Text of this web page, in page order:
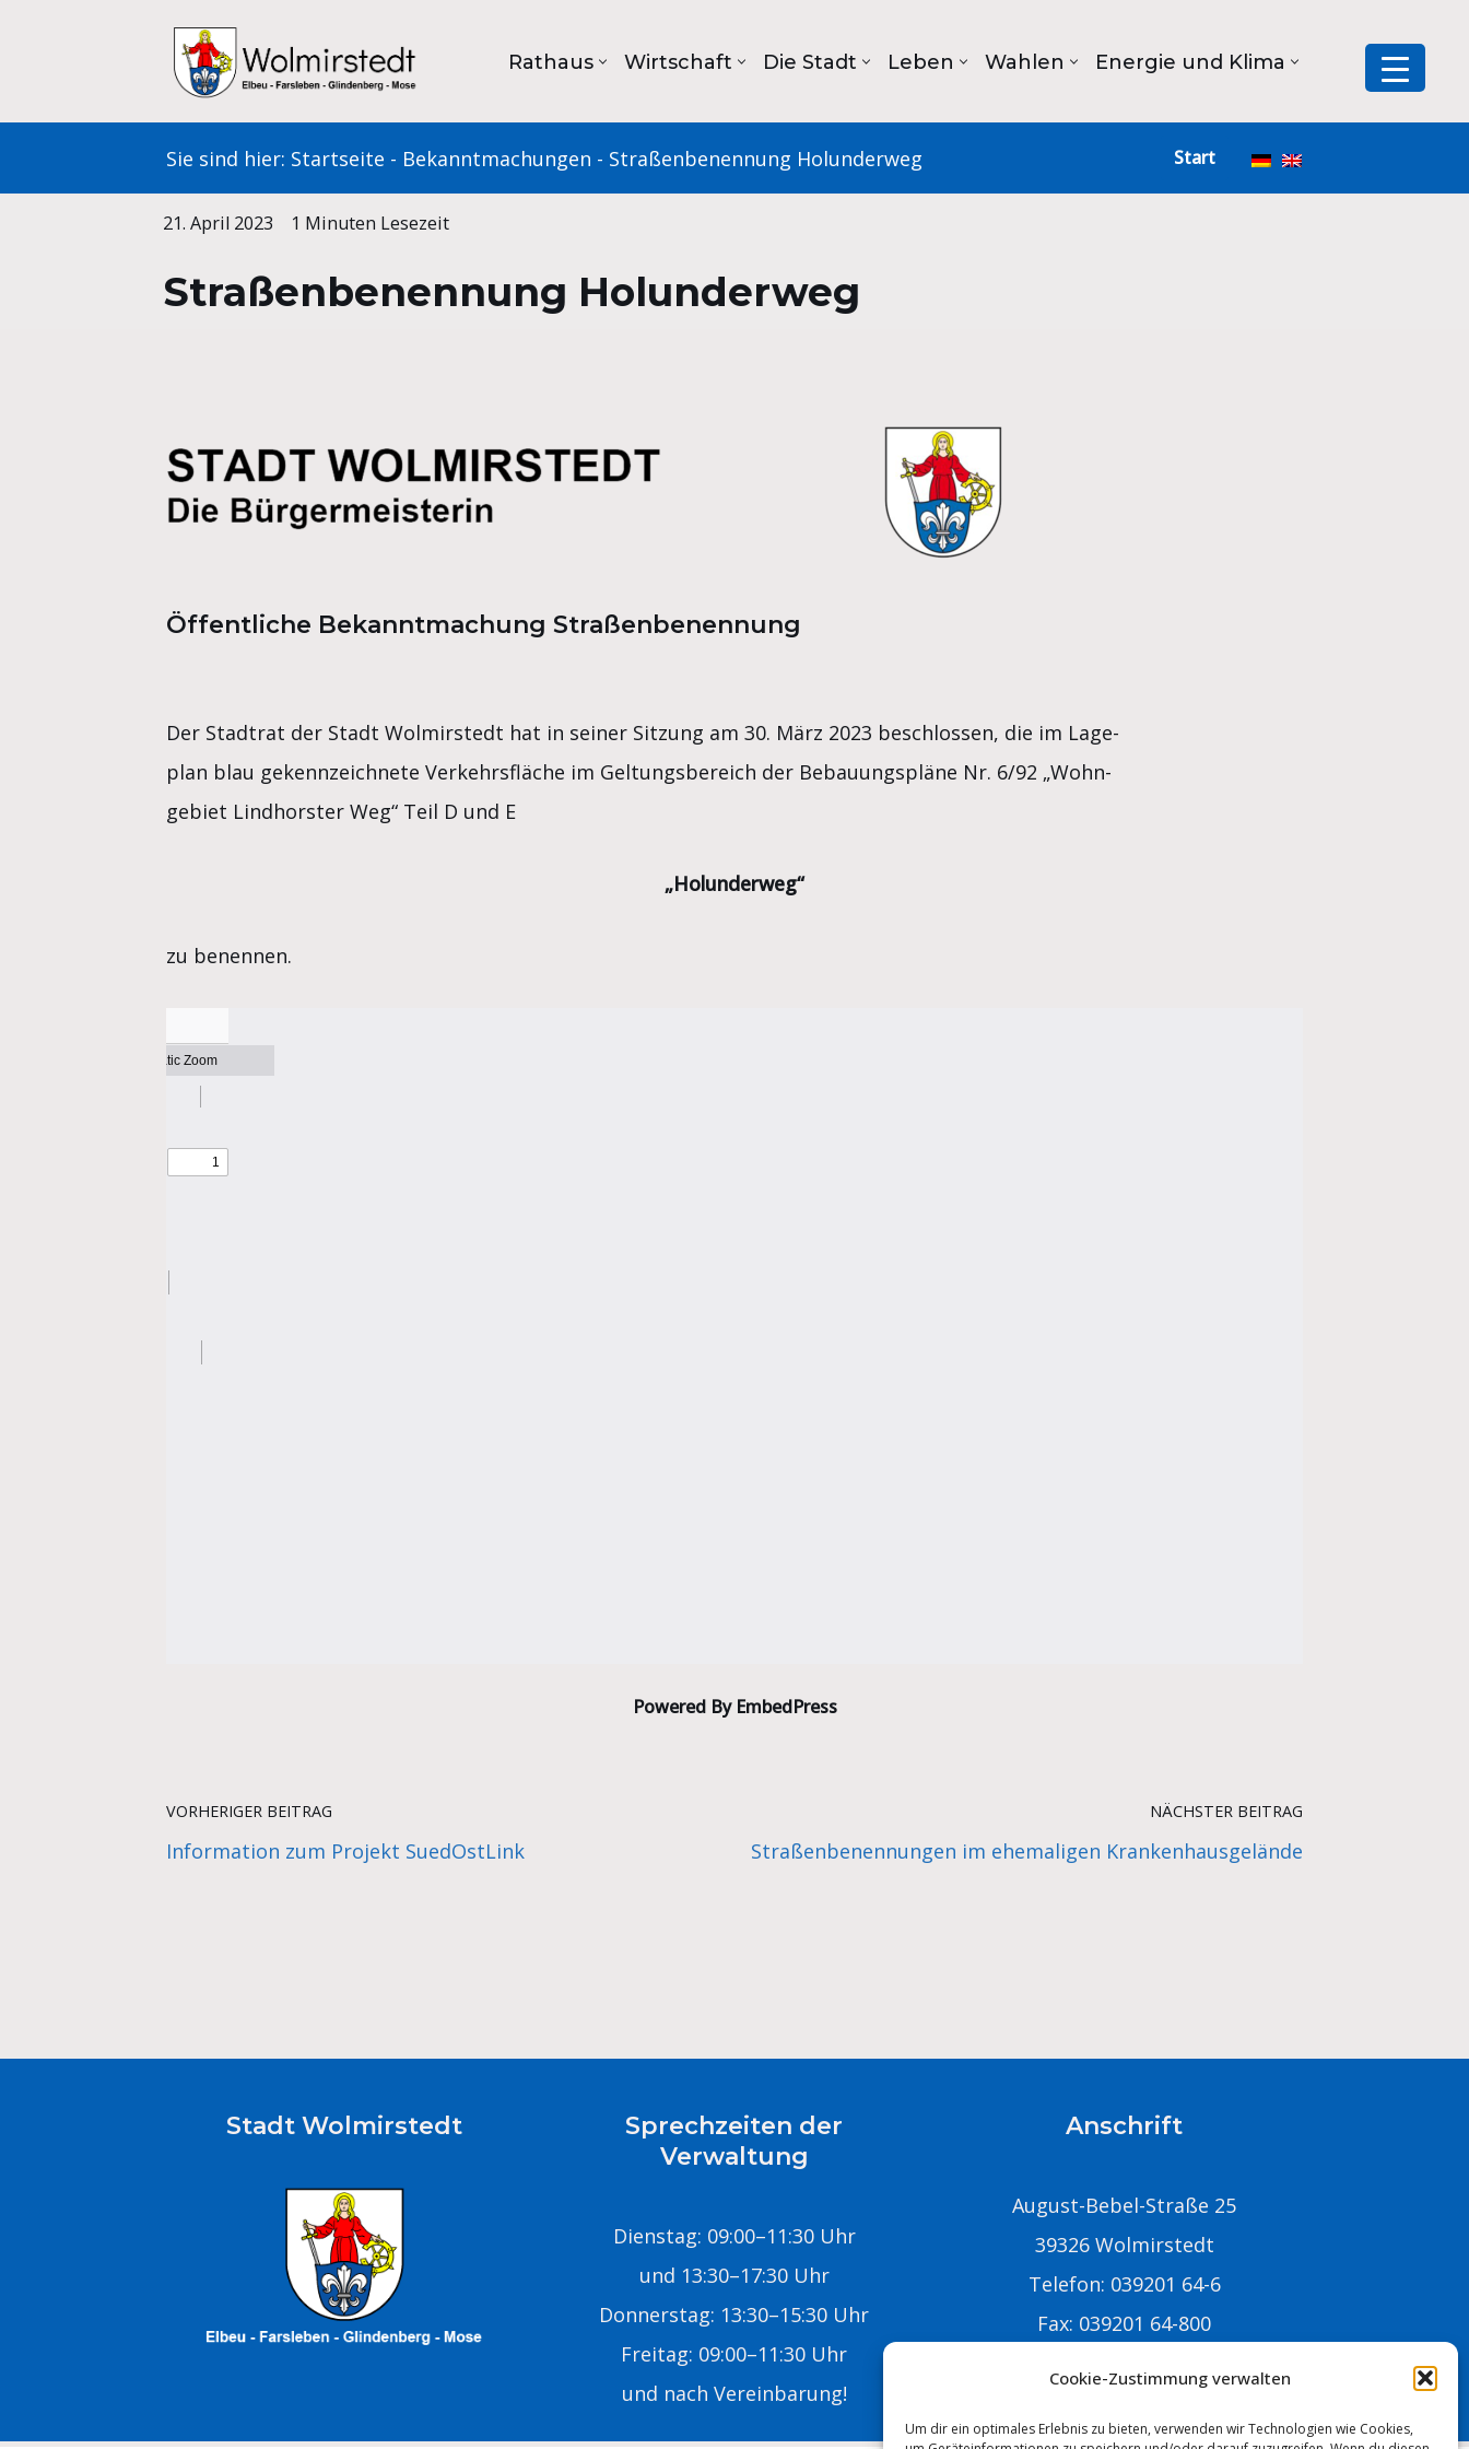
Cookie-Zustimmung verwalten
Um dir ein optimales Erlebnis zu bieten, verwenden wir Technologien wie Cookies,
Rathaus Wirtschaft Die Stadt Leben Wahlen Energie und Klima
Sie sind hier: Startseite - Bekanntmachungen - Straßenbenennung Holunderweg Start
21. April 2023 1 Minuten Lesezeit
Straßenbenennung Holunderweg
Öffentliche Bekanntmachung Straßenbenennung
Der Stadtrat der Stadt Wolmirstedt hat in seiner Sitzung am 30. März 2023 beschlossen, die im Lage-
plan blau gekennzeichnete Verkehrsfläche im Geltungsbereich der Bebauungspläne Nr. 6/92 „Wohn-
gebiet Lindhorster Weg“ Teil D und E
„Holunderweg“
zu benennen.
Powered By EmbedPress
VORHERIGER BEITRAG
Information zum Projekt SuedOstLink
NÄCHSTER BEITRAG
Straßenbenennungen im ehemaligen Krankenhausgelände
Stadt Wolmirstedt
Sprechzeiten der
Verwaltung
Dienstag: 09:00–11:30 Uhr
und 13:30–17:30 Uhr
Donnerstag: 13:30–15:30 Uhr
Freitag: 09:00–11:30 Uhr
und nach Vereinbarung!
Anschrift
August-Bebel-Straße 25
39326 Wolmirstedt
Telefon: 039201 64-6
Fax: 039201 64-800